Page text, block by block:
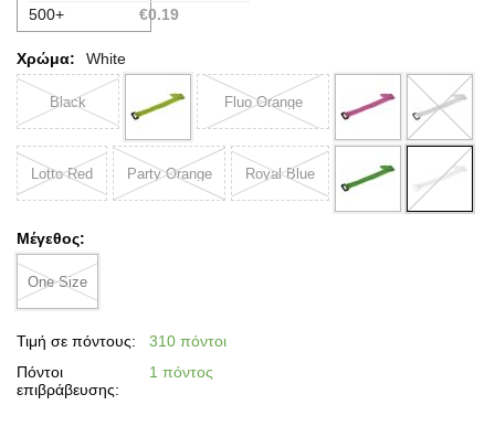
500+
€0.19
Χρώμα: White
Black Fluo Orange
Lotto Red Party Orange Royal Blue
Μέγεθος:
One Size
Τιμή σε πόντους:
310 πόντοι
Πόντοι
επιβράβευσης:
1 πόντος